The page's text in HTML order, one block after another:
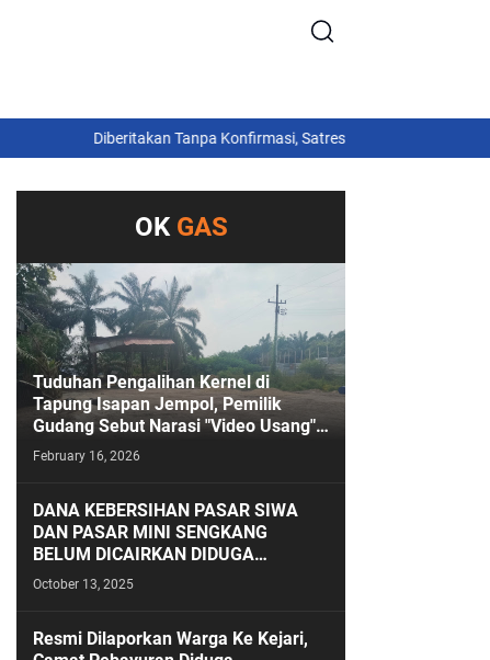
Diberitakan Tanpa Konfirmasi, Satresnarkoba Polres Cimahi dan
OK GAS
Tuduhan Pengalihan Kernel di
Tapung Isapan Jempol, Pemilik
Gudang Sebut Narasi "Video Usang"
Sengaja Digoreng!
February 16, 2026
DANA KEBERSIHAN PASAR SIWA
DAN PASAR MINI SENGKANG
BELUM DICAIRKAN DIDUGA
ANGGARAN KEBERSIHAN SALAH
October 13, 2025
Resmi Dilaporkan Warga Ke Kejari,